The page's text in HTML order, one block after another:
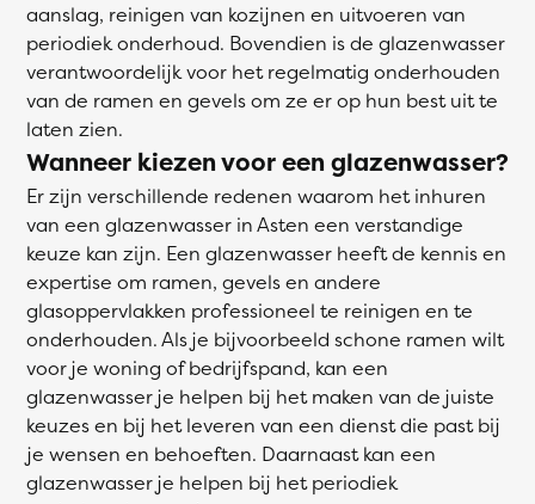
aanslag, reinigen van kozijnen en uitvoeren van
periodiek onderhoud. Bovendien is de glazenwasser
verantwoordelijk voor het regelmatig onderhouden
van de ramen en gevels om ze er op hun best uit te
laten zien.
Wanneer kiezen voor een glazenwasser?
Er zijn verschillende redenen waarom het inhuren
van een glazenwasser in Asten een verstandige
keuze kan zijn. Een glazenwasser heeft de kennis en
expertise om ramen, gevels en andere
glasoppervlakken professioneel te reinigen en te
onderhouden. Als je bijvoorbeeld schone ramen wilt
voor je woning of bedrijfspand, kan een
glazenwasser je helpen bij het maken van de juiste
keuzes en bij het leveren van een dienst die past bij
je wensen en behoeften. Daarnaast kan een
glazenwasser je helpen bij het periodiek